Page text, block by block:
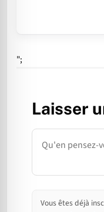
";
Laisser
Commentaire
Vous êtes déjà